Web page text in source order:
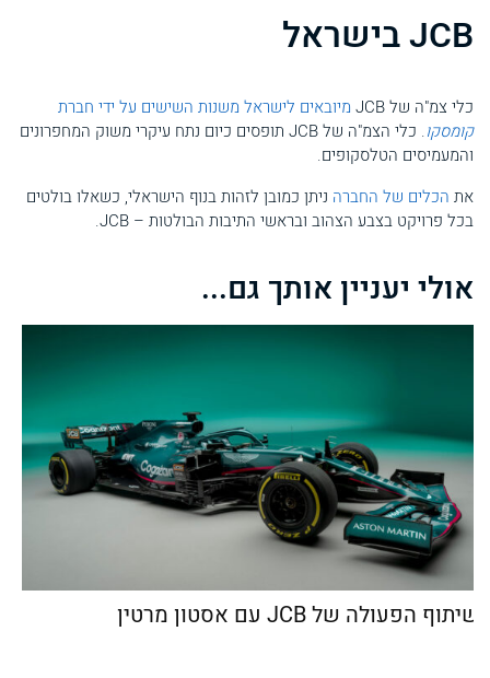
JCB בישראל
כלי צמ"ה של JCB
מיובאים לישראל משנות השישים על ידי חברת
קומסקו
. כלי הצמ"ה של JCB תופסים כיום נתח עיקרי משוק המחפרונים
והמעמיסים הטלסקופים.
את הכלים של החברה ניתן כמובן לזהות בנוף הישראלי, כשאלו בולטים
בכל פרויקט בצבע הצהוב ובראשי התיבות הבולטות – JCB.
אולי יעניין אותך גם...
שיתוף הפעולה של JCB עם אסטון מרטין